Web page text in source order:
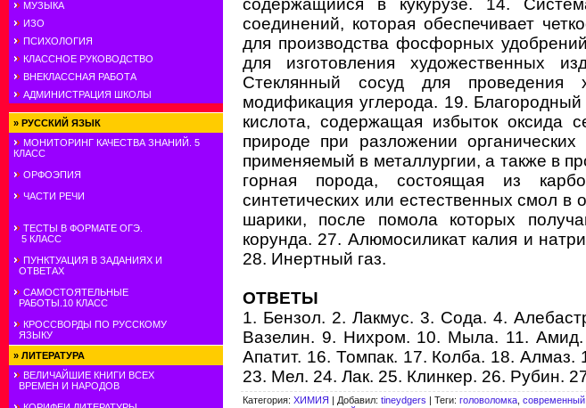
МУЗЫКА
ИЗО
ПСИХОЛОГИЯ
КЛАССНОЕ РУКОВОДСТВО
ВНЕКЛАССНАЯ РАБОТА
АДМИНИСТРАЦИЯ ШКОЛЫ
» РУССКИЙ ЯЗЫК
МОНИТОРИНГ КАЧЕСТВА ЗНАНИЙ. 5
КЛАСС
ОРФОЭПИЯ
ЧАСТИ РЕЧИ
ТЕСТЫ В ФОРМАТЕ ОГЭ.
5 КЛАСС
ПУНКТУАЦИЯ В ЗАДАНИЯХ И
ОТВЕТАХ
САМОСТОЯТЕЛЬНЫЕ
РАБОТЫ.10 КЛАСС
КРОССВОРДЫ ПО РУССКОМУ
ЯЗЫКУ
» ЛИТЕРАТУРА
ВЕЛИЧАЙШИЕ КНИГИ ВСЕХ
ВРЕМЕН И НАРОДОВ
соединений, которая обеспечивает
для производства фосфорных
для изготовления художественных
Стеклянный сосуд для проведения
модификация углерода. 19.
кислота, содержащая избыток оксида
природе при разложении
применяемый в металлургии, а также в
горная порода, состоящая из
синтетических или естественных смол в
шарики, после помола которых
корунда. 27. Алюмосиликат калия и
28. Инертный газ.
ОТВЕТЫ
1. Бензол. 2. Лакмус. 3. Сода. 4.
Вазелин. 9. Нихром. 10. Мыла. 11.
Апатит. 16. Томпак. 17. Колба. 18.
23. Мел. 24. Лак. 25. Клинкер. 26. Рубин.
Категория: ХИМИЯ | Добавил: tineydgers | Теги: головоломка современный